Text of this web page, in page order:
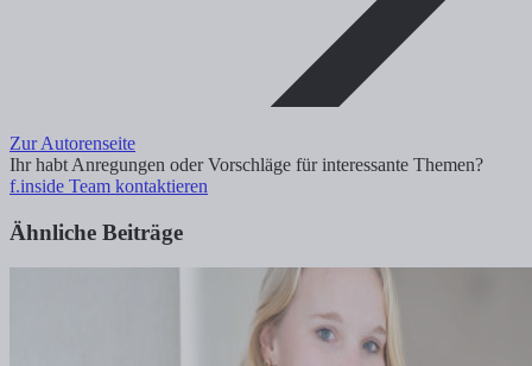
Zur Autorenseite
Ihr habt Anregungen oder Vorschläge für interessante Themen?
f.inside Team kontaktieren
Ähnliche Beiträge